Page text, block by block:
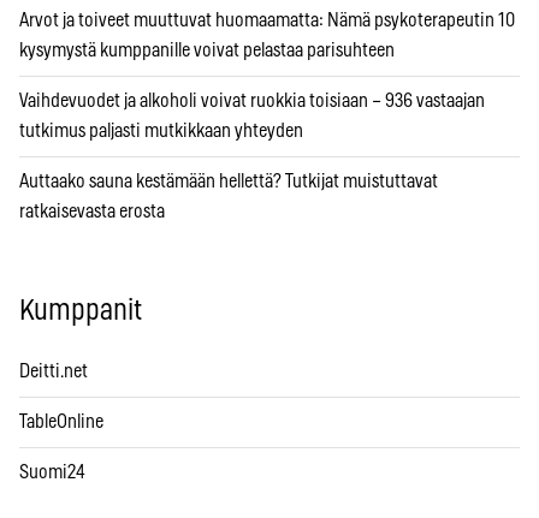
Arvot ja toiveet muuttuvat huomaamatta: Nämä psykoterapeutin 10
kysymystä kumppanille voivat pelastaa parisuhteen
Vaihdevuodet ja alkoholi voivat ruokkia toisiaan – 936 vastaajan
tutkimus paljasti mutkikkaan yhteyden
Auttaako sauna kestämään hellettä? Tutkijat muistuttavat
ratkaisevasta erosta
Kumppanit
Deitti.net
TableOnline
Suomi24